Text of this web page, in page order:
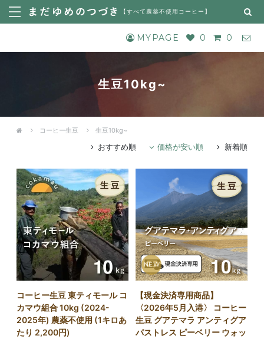
【すべて農薬不使用コーヒー 】
MYPAGE 0 0
生豆10kg~
コーヒー生豆 生豆10kg~
おすすめ順 価格が安い順 新着順
コーヒー生豆 東ティモール コ
カマウ組合 10kg (2024-
2025年) 農薬不使用 (1キロあ
たり 2,200円)
NEW
【現金決済専用商品】
〈2026年5月入港〉 コーヒー
生豆 グアテマラ アンティグア
パストレス ピーベリー ウォッ